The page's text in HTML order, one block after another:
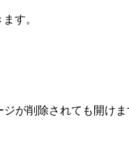
す。
が削除されても開けま